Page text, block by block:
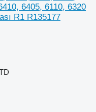
6405, 6110, 6320
R1 R135177